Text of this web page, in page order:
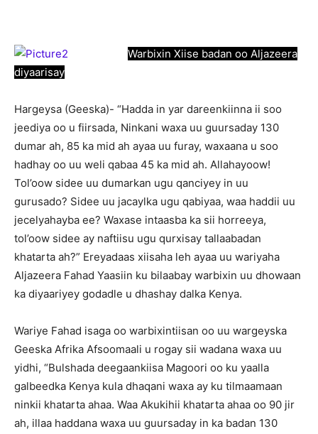
Warbixin Xiise badan oo Aljazeera
diyaarisay
Hargeysa (Geeska)- “Hadda in yar dareenkiinna ii soo
jeediya oo u fiirsada, Ninkani waxa uu guursaday 130
dumar ah, 85 ka mid ah ayaa uu furay, waxaana u soo
hadhay oo uu weli qabaa 45 ka mid ah. Allahayoow!
Tol’oow sidee uu dumarkan ugu qanciyey in uu
gurusado? Sidee uu jacaylka ugu qabiyaa, waa haddii uu
jecelyahayba ee? Waxase intaasba ka sii horreeya,
tol’oow sidee ay naftiisu ugu qurxisay tallaabadan
khatarta ah?” Ereyadaas xiisaha leh ayaa uu wariyaha
Aljazeera Fahad Yaasiin ku bilaabay warbixin uu dhowaan
ka diyaariyey godadle u dhashay dalka Kenya.
Wariye Fahad isaga oo warbixintiisan oo uu wargeyska
Geeska Afrika Afsoomaali u rogay sii wadana waxa uu
yidhi, “Bulshada deegaankiisa Magoori oo ku yaalla
galbeedka Kenya kula dhaqani waxa ay ku tilmaamaan
ninkii khatarta ahaa. Waa Akukihii khatarta ahaa oo 90 jir
ah, illaa haddana waxa uu guursaday in ka badan 130